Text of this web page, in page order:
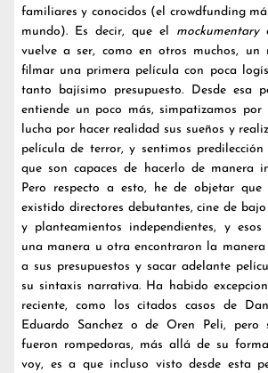
familiares y conocidos (el crowdfunding
mundo). Es decir, que el mockumentary
vuelve a ser, como en otros muchos, un
filmar una primera película con poca
tanto bajísimo presupuesto. Desde esa
entiende un poco más, simpatizamos por
lucha por hacer realidad sus sueños y
película de terror, y sentimos
que son capaces de hacerlo de manera
Pero respecto a esto, he de objetar que
existido directores debutantes, cine de bajo
y planteamientos independientes, y esos
una manera u otra encontraron la manera
a sus presupuestos y sacar adelante
su sintaxis narrativa. Ha habido
reciente, como los citados casos de
Eduardo Sanchez o de Oren Peli, pero
fueron rompedoras, más allá de su
voy, es a que incluso visto desde esta